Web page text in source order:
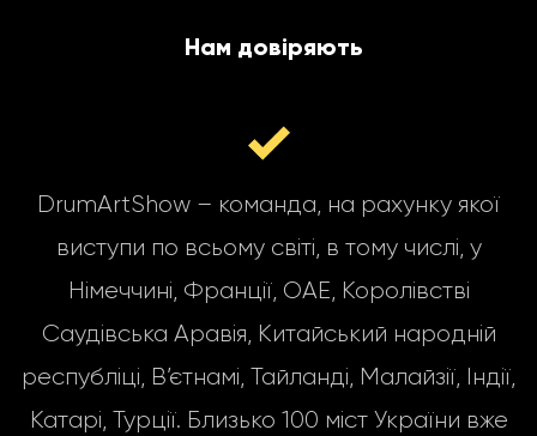
Нам довіряють
DrumArtShow – команда, на рахунку якої
виступи по всьому світі, в тому числі, у
Німеччині, Франції, ОАЕ, Королівстві
Саудівська Аравія, Китайський народній
республіці, В’єтнамі, Тайланді, Малайзії, Індії,
Катарі, Турції. Близько 100 міст України вже